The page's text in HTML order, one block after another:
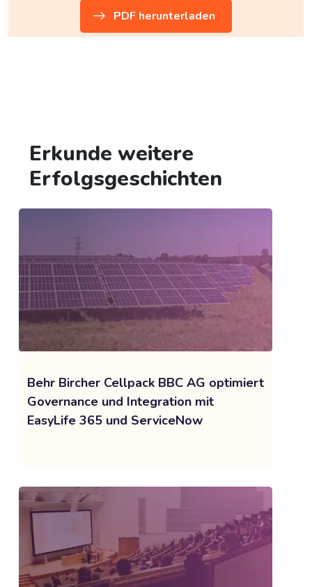
PDF herunterladen
Erkunde weitere
Erfolgsgeschichten
Behr Bircher Cellpack BBC AG optimiert
Governance und Integration mit
EasyLife 365 und ServiceNow